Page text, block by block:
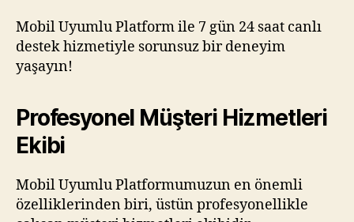
Mobil Uyumlu Platform ile 7 gün 24 saat canlı
destek hizmetiyle sorunsuz bir deneyim
yaşayın!
Profesyonel Müşteri Hizmetleri
Ekibi
Mobil Uyumlu Platformumuzun en önemli
özelliklerinden biri, üstün profesyonellikle